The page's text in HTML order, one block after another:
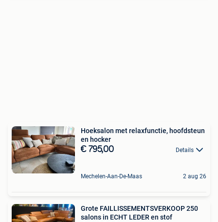
Hoeksalon met relaxfunctie, hoofdsteun
en hocker
€ 795,00 Details
Mechelen-Aan-De-Maas 2 aug 26
Grote FAILLISSEMENTSVERKOOP 250
salons in ECHT LEDER en stof